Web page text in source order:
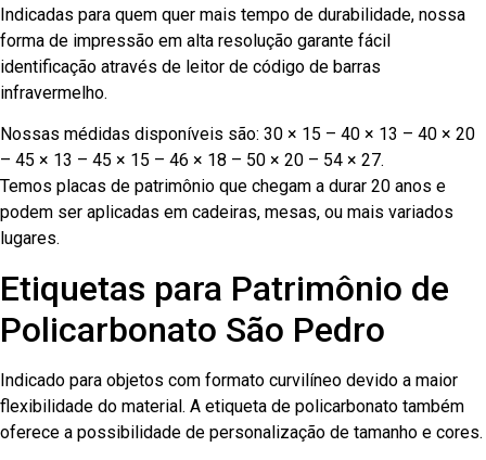
Indicadas para quem quer mais tempo de durabilidade, nossa
forma de impressão em alta resolução garante fácil
identificação através de leitor de código de barras
infravermelho.
Nossas médidas disponíveis são: 30 × 15 – 40 × 13 – 40 × 20
– 45 × 13 – 45 × 15 – 46 × 18 – 50 × 20 – 54 × 27.
Temos placas de patrimônio que chegam a durar 20 anos e
podem ser aplicadas em cadeiras, mesas, ou mais variados
lugares.
Etiquetas para Patrimônio de
Policarbonato São Pedro
Indicado para objetos com formato curvilíneo devido a maior
flexibilidade do material. A etiqueta de policarbonato também
oferece a possibilidade de personalização de tamanho e cores.